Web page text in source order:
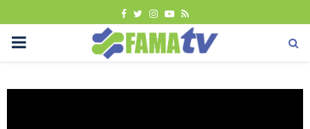
FACEBOOK
TWITTER
INSTAGRAM
YOUTUBE
RSS
PRIMARY